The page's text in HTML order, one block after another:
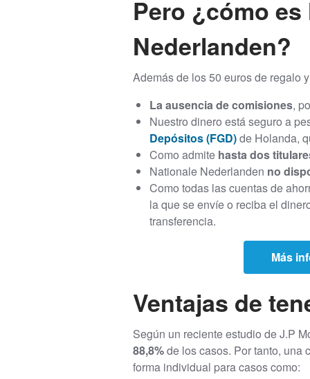
Pero ¿cómo
Nederlanden?
Además de los 50 euros de regalo
La ausencia de comisiones,
Nuestro dinero está seguro a
Depósitos (FGD)de Holanda,
Como admite hasta dos
Nationale Nederlanden no
Como todas las cuentas de
la que se envíe o reciba el
transferencia.
Más
Ventajas de
Según un reciente estudio de J.P
88,8%de los casos. Por tanto, una
forma individual para casos como: